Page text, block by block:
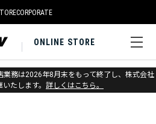
CORPORATE
ONLINE STORE
務は2026年8月末をもって終了し、株式会社
たします。 詳しくはこちら。
ウトドアギア